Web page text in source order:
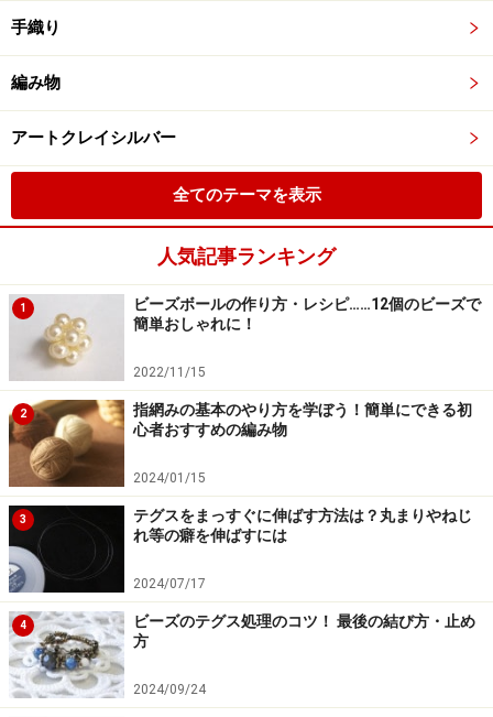
手織り
編み物
アートクレイシルバー
全てのテーマを表示
人気記事ランキング
1
ビーズボールの作り方・レシピ……12個のビーズで
簡単おしゃれに！
2022/11/15
2
指網みの基本のやり方を学ぼう！簡単にできる初
心者おすすめの編み物
2024/01/15
3
テグスをまっすぐに伸ばす方法は？丸まりやねじ
れ等の癖を伸ばすには
2024/07/17
4
ビーズのテグス処理のコツ！ 最後の結び方・止め
方
2024/09/24